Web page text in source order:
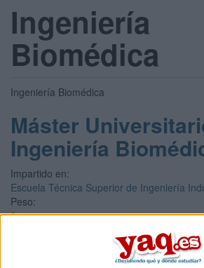
Ingeniería
Biomédica
Ingeniería Biomédica
Máster
Ingeniería
Impartido en:
Escuela Técnica Superior de Ingeniería
Peso:
3